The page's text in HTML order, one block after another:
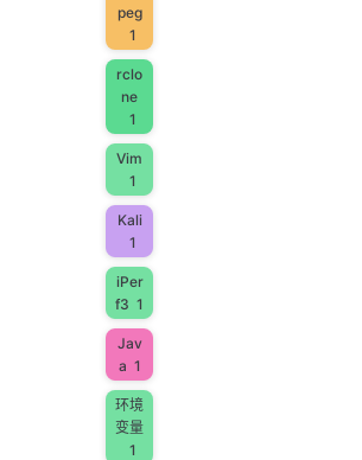
peg
1
rclo
ne
1
Vim
1
Kali
1
iPer
f3 1
Jav
a 1
环境
变量
1